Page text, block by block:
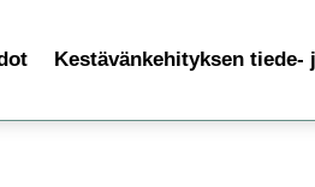
Kestävänkehityksen